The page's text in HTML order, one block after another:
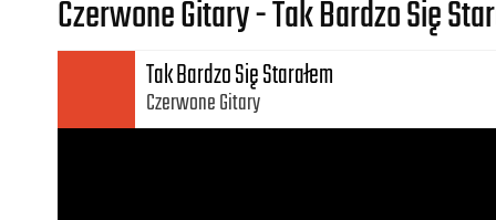
Czerwone Gitary - Tak Bardzo Się
Tak Bardzo Się Starałem
Czerwone Gitary